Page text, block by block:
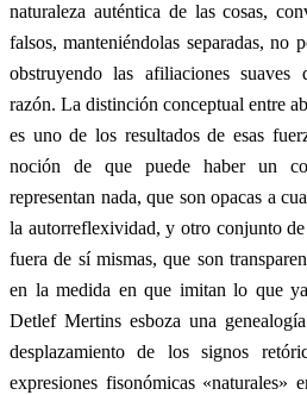
naturaleza auténtica de las cosas,
falsos, manteniéndolas separadas, no
obstruyendo las afiliaciones suaves
razón. La distinción conceptual entre
es uno de los resultados de esas
noción de que puede haber un
representan nada, que son opacas a
la autorreflexividad, y otro conjunto
fuera de sí mismas, que son
en la medida en que imitan lo que
Detlef Mertins esboza una
desplazamiento de los signos
expresiones fisonómicas «naturales»